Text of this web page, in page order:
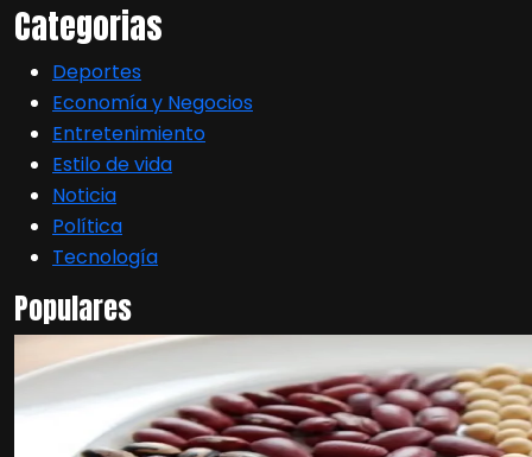
Categorias
Deportes
Economía y Negocios
Entretenimiento
Estilo de vida
Noticia
Política
Tecnología
Populares